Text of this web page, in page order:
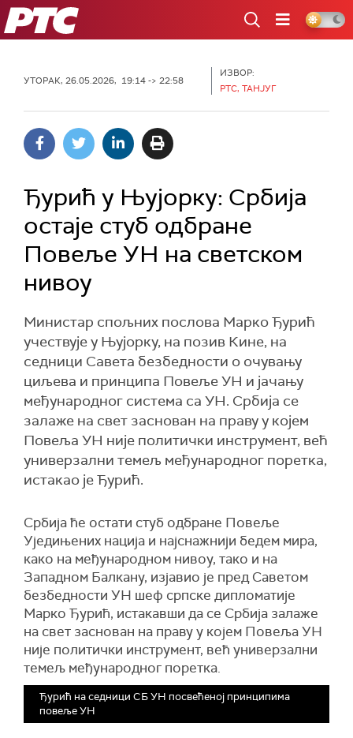
РТС
УТОРАК, 26.05.2026, 19:14 -> 22:58
ИЗВОР:
РТС, ТАНЈУГ
Ђурић у Њујорку: Србија
остаје стуб одбране
Повеље УН на светском
нивоу
Министар спољних послова Марко Ђурић
учествује у Њујорку, на позив Кине, на
седници Савета безбедности о очувању
циљева и принципа Повеље УН и јачању
међународног система са УН. Србија се
залаже на свет заснован на праву у којем
Повеља УН није политички инструмент, већ
универзални темељ међународног поретка,
истакао је Ђурић.
Србија ће остати стуб одбране Повеље
Уједињених нација и најснажнији бедем мира,
како на међународном нивоу, тако и на
Западном Балкану, изјавио је пред Саветом
безбедности УН шеф српске дипломатије
Марко Ђурић, истакавши да се Србија залаже
на свет заснован на праву у којем Повеља УН
није политички инструмент, већ универзални
темељ међународног поретка.
Ђурић на седници СБ УН посвећеној принципима
повеље УН